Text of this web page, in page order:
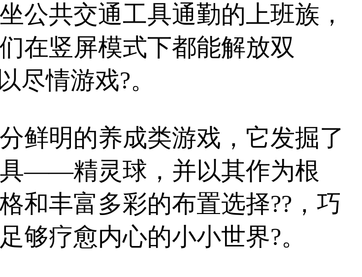
公共交通工具通勤的上班族，
在竖屏模式下都能解放双
尽情游戏?。
鲜明的养成类游戏，它发掘了
——精灵球，并以其作为根
和丰富多彩的布置选择??，巧
够疗愈内心的小小世界?。